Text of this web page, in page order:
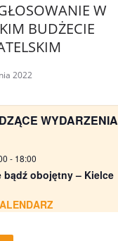
W
BUDŻECIE
2022
WYDARZENIA
- 18:00
bądź obojętny – Kielce